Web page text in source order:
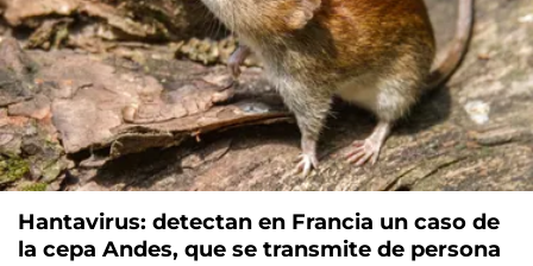
Hantavirus: detectan en Francia un caso de
la cepa Andes, que se transmite de persona